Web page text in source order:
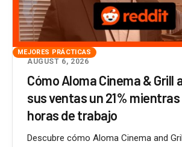
MEJORES PRÁCTICAS
AUGUST 6, 2026
Cómo Aloma Cinema & Grill
sus ventas un 21%
horas de trabajo
Descubre cómo Aloma Cinema and